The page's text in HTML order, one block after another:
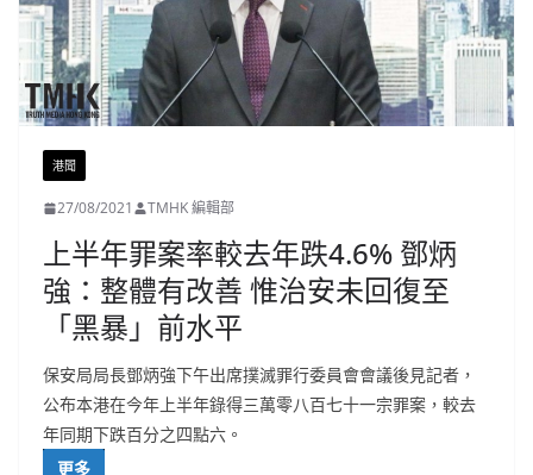
港聞
27/08/2021 TMHK 編輯部
上半年罪案率較去年跌4.6% 鄧炳
強：整體有改善 惟治安未回復至
「黑暴」前水平
保安局局長鄧炳強下午出席撲滅罪行委員會會議後見記者，
公布本港在今年上半年錄得三萬零八百七十一宗罪案，較去
年同期下跌百分之四點六。
更多